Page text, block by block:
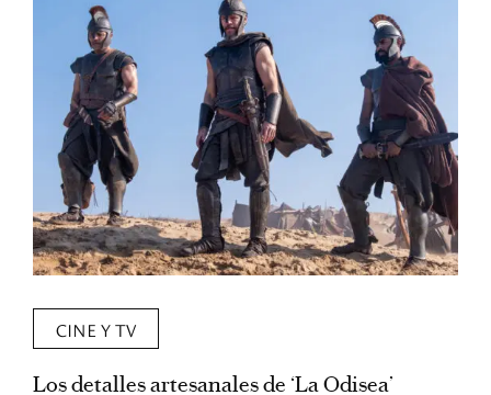
CINE Y TV
Los detalles artesanales de ‘La Odisea’